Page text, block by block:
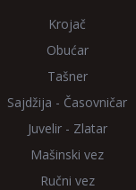
Krojač
Obućar
Tašner
Sajdžija - Časovničar
Juvelir - Zlatar
Mašinski vez
Ručni vez